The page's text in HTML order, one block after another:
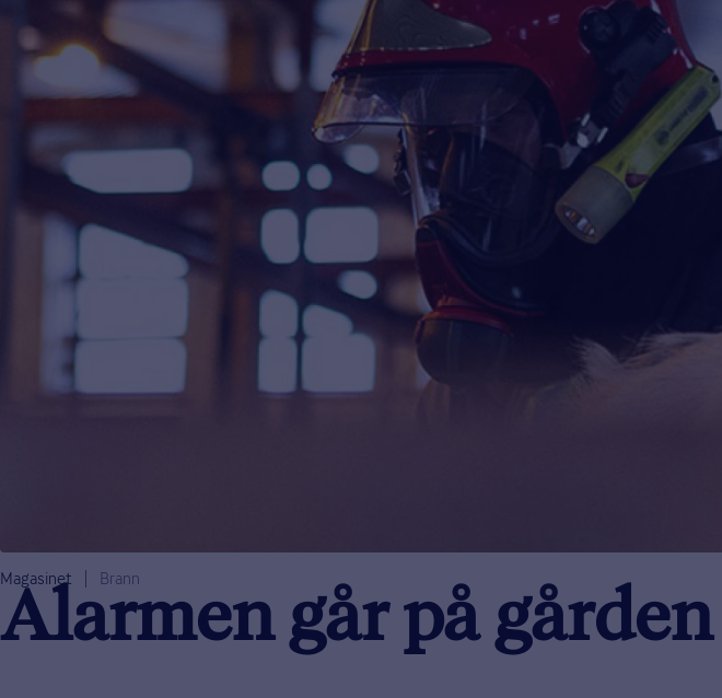
Magasinet Brann
Alarmen går på